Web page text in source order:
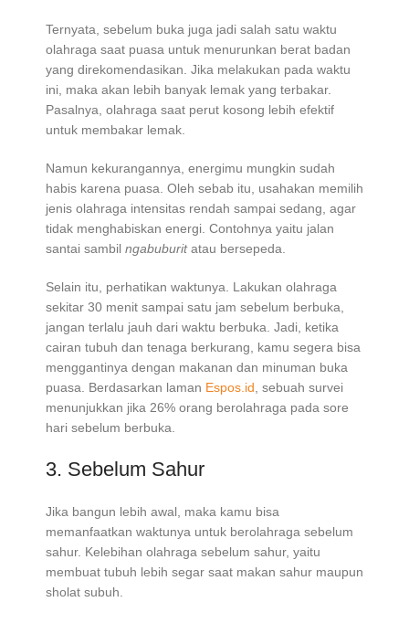
Ternyata, sebelum buka juga jadi salah satu waktu
olahraga saat puasa untuk menurunkan berat badan
yang direkomendasikan. Jika melakukan pada waktu
ini, maka akan lebih banyak lemak yang terbakar.
Pasalnya, olahraga saat perut kosong lebih efektif
untuk membakar lemak.
Namun kekurangannya, energimu mungkin sudah
habis karena puasa. Oleh sebab itu, usahakan memilih
jenis olahraga intensitas rendah sampai sedang, agar
tidak menghabiskan energi. Contohnya yaitu jalan
santai sambil ngabuburitatau bersepeda.
Selain itu, perhatikan waktunya. Lakukan olahraga
sekitar 30 menit sampai satu jam sebelum berbuka,
jangan terlalu jauh dari waktu berbuka. Jadi, ketika
cairan tubuh dan tenaga berkurang, kamu segera bisa
menggantinya dengan makanan dan minuman buka
puasa. Berdasarkan laman Espos.id , sebuah survei
menunjukkan jika 26% orang berolahraga pada sore
hari sebelum berbuka.
3. Sebelum Sahur
Jika bangun lebih awal, maka kamu bisa
memanfaatkan waktunya untuk berolahraga sebelum
sahur. Kelebihan olahraga sebelum sahur, yaitu
membuat tubuh lebih segar saat makan sahur maupun
sholat subuh.